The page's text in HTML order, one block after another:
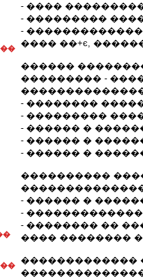
- ����
- ���������
-
���� ��+є,
������
��������� -
- ��������
- ���������
- ������ �
- ������ �
- ������ �
����������
- ������ �
-
- �������� ��
���� ��������
�������������